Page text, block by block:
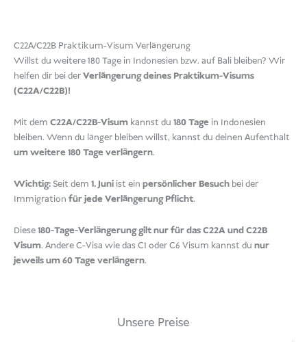
C22A/C22B Praktikum-Visum Verlängerung
Willst du weitere 180 Tage in Indonesien bzw. auf Bali bleiben? Wir
helfen dir bei derVerlängerung deines Praktikum-Visums
(C22A/C22B)!
Mit dem C22A/C22B-Visum kannst du 180 Tage in Indonesien
bleiben. Wenn du länger bleiben willst, kannst du deinen Aufenthalt
um weitere 180 Tage verlängern.
Wichtig:Seit dem 1. Juni ist ein persönlicher Besuch bei der
Immigration für jede Verlängerung Pflicht.
Diese180-Tage-Verlängerung gilt nur für das C22A und C22B
Visum. Andere C-Visa wie das C1 oder C6 Visum kannst du nur
jeweils um 60 Tage verlängern.
Unsere Preise